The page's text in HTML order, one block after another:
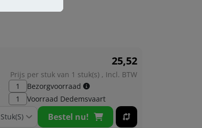
25,52
Prijs per stuk van 1 stuk(s) , Incl. BTW
1
Bezorgvoorraad
1
Voorraad Dedemsvaart
Bestel nu!